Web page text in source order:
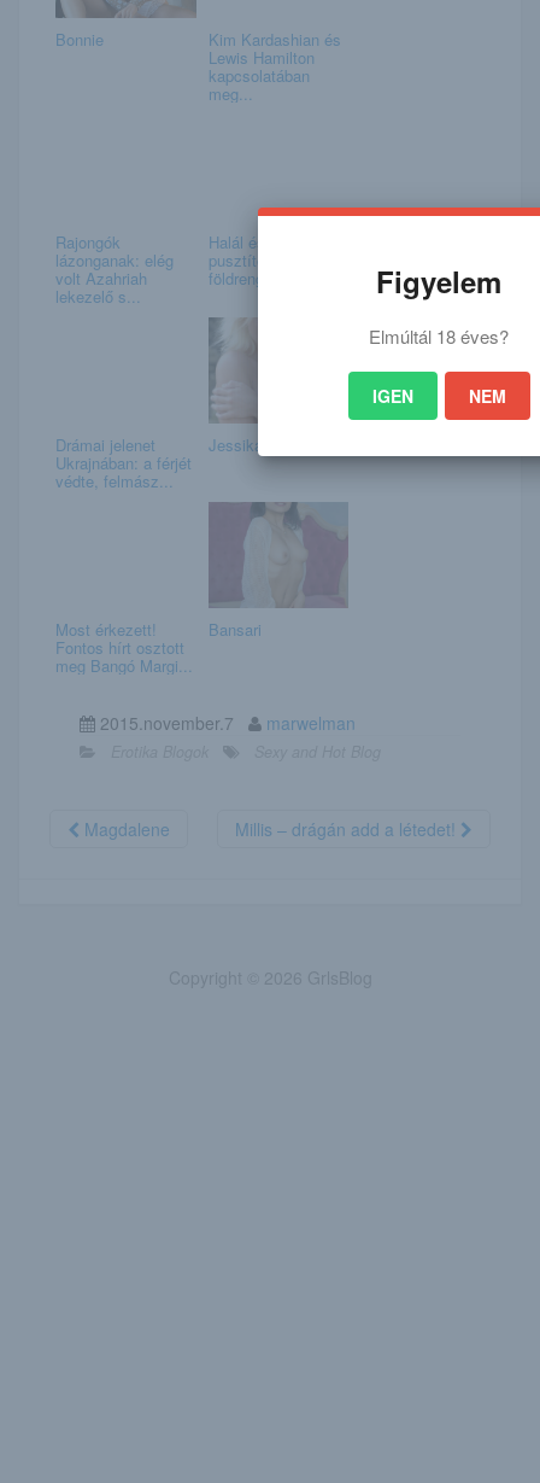
Bonnie Kim Kardashian és
Lewis Hamilton
kapcsolatában
meg...
Rajongók
lázonganak: elég
volt Azahriah
lekezelő s...
Halál és romok: így
pusztított a
földrengés Töröko...
Drámai jelenet
Ukrajnában: a férjét
védte, felmász...
Jessika
Most érkezett!
Fontos hírt osztott
meg Bangó Margi...
Bansari
2015.november.7 marwelman
Magdalene Millis – drágán add a létedet!
Figyelem
Elmúltál 18 éves?
IGEN NEM